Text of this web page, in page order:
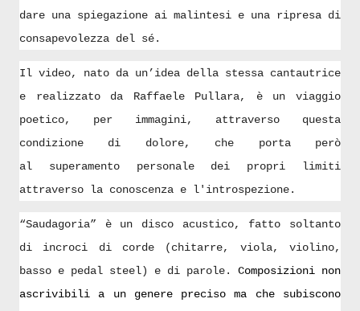
dare una spiegazione ai malintesi e una ripresa di
consapevolezza del sé.
Il video, nato da un’idea della stessa cantautrice
e realizzato da Raffaele Pullara, è un viaggio
poetico, per immagini, attraverso questa
condizione di dolore, che porta però
al superamento personale dei propri limiti
attraverso la conoscenza e l'introspezione.
“Saudagoria” è un disco acustico, fatto soltanto
di incroci di corde (chitarre, viola, violino,
basso e pedal steel) e di parole. Composizioni non
ascrivibili a un genere preciso ma che subiscono